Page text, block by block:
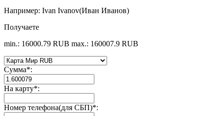
Например: Ivan Ivanov(Иван Иванов)
Получаете
min.: 16000.79 RUB max.: 160007.9 RUB
Сумма*:
На карту*:
Номер телефона(для СБП)*: